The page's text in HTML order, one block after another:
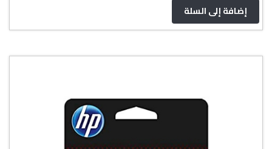
إضافة إلى السلة